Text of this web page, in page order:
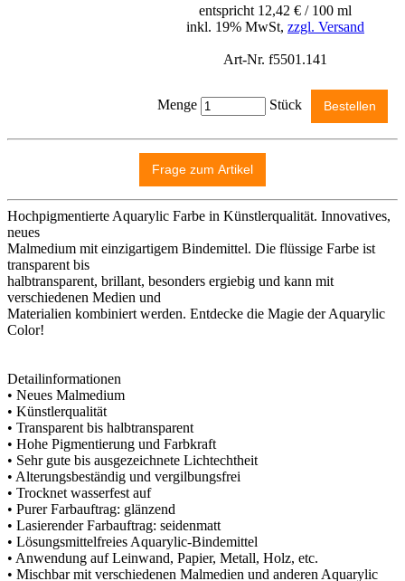
entspricht 12,42 € / 100 ml
inkl. 19% MwSt, zzgl. Versand
Art-Nr. f5501.141
Menge Stück
Hochpigmentierte Aquarylic Farbe in Künstlerqualität. Innovatives,
neues
Malmedium mit einzigartigem Bindemittel. Die flüssige Farbe ist
transparent bis
halbtransparent, brillant, besonders ergiebig und kann mit
verschiedenen Medien und
Materialien kombiniert werden. Entdecke die Magie der Aquarylic
Color!
Detailinformationen
• Neues Malmedium
• Künstlerqualität
• Transparent bis halbtransparent
• Hohe Pigmentierung und Farbkraft
• Sehr gute bis ausgezeichnete Lichtechtheit
• Alterungsbeständig und vergilbungsfrei
• Trocknet wasserfest auf
• Purer Farbauftrag: glänzend
• Lasierender Farbauftrag: seidenmatt
• Lösungsmittelfreies Aquarylic-Bindemittel
• Anwendung auf Leinwand, Papier, Metall, Holz, etc.
• Mischbar mit verschiedenen Malmedien und anderen Aquarylic